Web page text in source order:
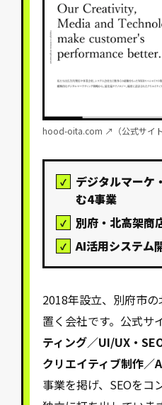
hood-oita.com ↗（公式サイト
デジタルマーケ
む4事業
別府・北高架商
AI活用システム
2018年設立、別府市
置く会社です。公式サ
ティング／UI/UX・
クリエイティブ制作／
事業を掲げ、SEOをコ